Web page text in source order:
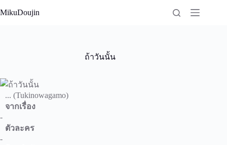
to
MikuDoujin
ถ้าวันนั้น
... (Tukinowagamo)
จากเรื่อง
-
ตัวละคร
-